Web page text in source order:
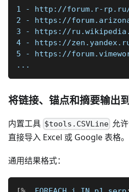
1 - http://forum.r-
2 - https://forum.arizona-
3 - https://ru.wikipedia.org/
4 - https://zen.yandex.ru/
5 - https://
...
将链接、锚点和摘要输出
内置工具 $tools.CSVLine 允
直接导入 Excel 或 Google 表格。
通用结果格式：